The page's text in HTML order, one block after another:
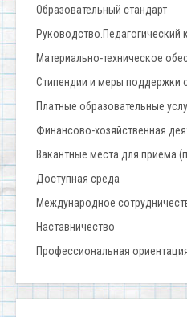
Образовательный стандарт
Руководство.Педагогический
Материально-техническое
Стипендии и меры поддержки
Платные образовательные
Финансово-хозяйственная
Вакантные места для приема
Доступная среда
Международное
Наставничество
Профессиональная